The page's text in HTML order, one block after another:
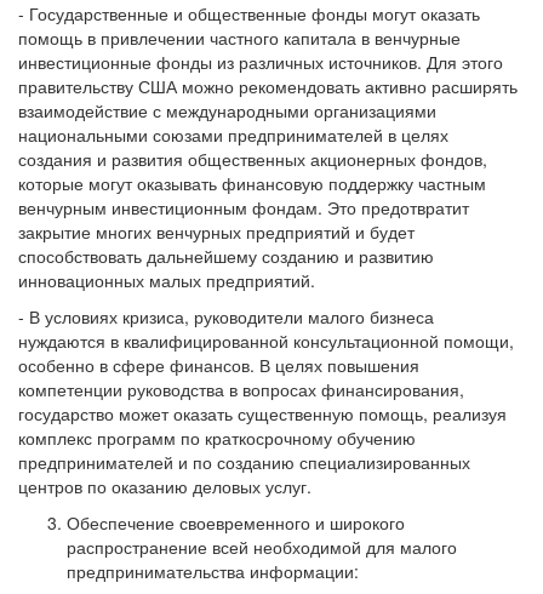
- Государственные и общественные фонды могут оказать
помощь в привлечении частного капитала в венчурные
инвестиционные фонды из различных источников. Для этого
правительству США можно рекомендовать активно расширять
взаимодействие с международными организациями
национальными союзами предпринимателей в целях
создания и развития общественных акционерных фондов,
которые могут оказывать финансовую поддержку частным
венчурным инвестиционным фондам. Это предотвратит
закрытие многих венчурных предприятий и будет
способствовать дальнейшему созданию и развитию
инновационных малых предприятий.
- В условиях кризиса, руководители малого бизнеса
нуждаются в квалифицированной консультационной помощи,
особенно в сфере финансов. В целях повышения
компетенции руководства в вопросах финансирования,
государство может оказать существенную помощь, реализуя
комплекс программ по краткосрочному обучению
предпринимателей и по созданию специализированных
центров по оказанию деловых услуг.
Обеспечение своевременного и широкого
распространение всей необходимой для малого
предпринимательства информации: